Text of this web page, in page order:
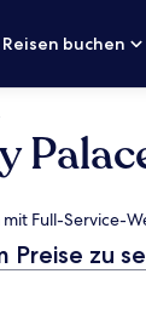
Reisen buchen
Full-Service-
Preise zu